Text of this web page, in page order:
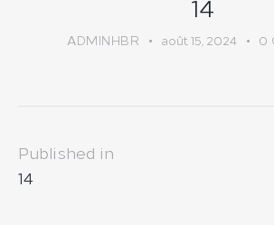
14
ADMINHBR août 15, 2024 0
Navigation
de
Published in
Previous
14